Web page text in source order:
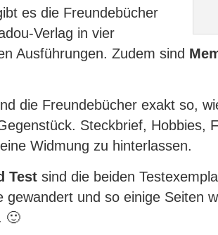
es die Freundebücher
Verlag in vier
Ausführungen. Zudem sind
die Freundebücher exakt so,
Steckbrief, Hobbies,
Widmung zu hinterlassen.
Test sind die beiden
gewandert und so einige Seiten
🙂